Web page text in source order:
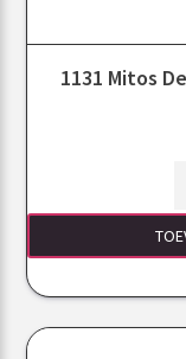
1131 Mitos